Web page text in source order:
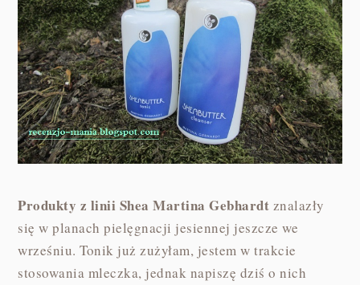
Produkty z linii Shea Martina Gebhardt znalazły
się w planach pielęgnacji jesiennej jeszcze we
wrześniu. Tonik już zużyłam, jestem w trakcie
stosowania mleczka, jednak napiszę dziś o nich